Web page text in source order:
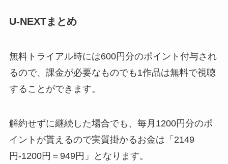
U-NEXTまとめ
無料トライアル時には600円分のポイント付与され
るので、課金が必要なものでも1作品は無料で視聴
することができます。
解約せずに継続した場合でも、毎月1200円分のポ
イントが貰えるので実質掛かるお金は「2149
円-1200円＝949円」となります。